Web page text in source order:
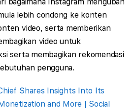
lebih condong ke konten
video, serta memberikan
video untuk
serta membagikan rekomendasi
pengguna.
Shares Insights Into Its
and More | Social